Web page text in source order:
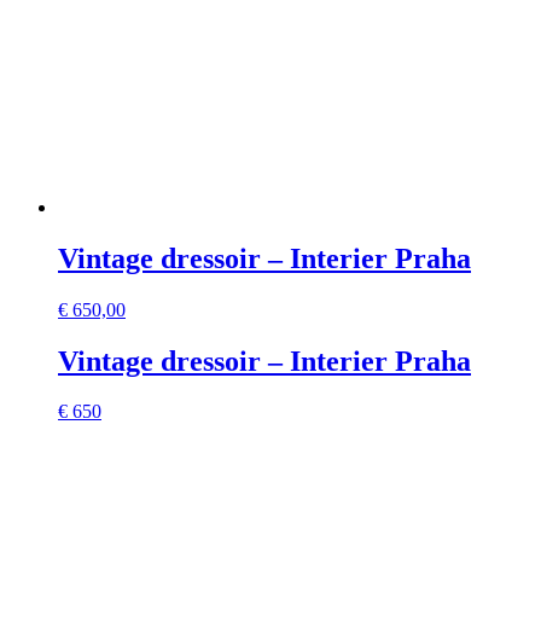
Vintage dressoir – Interier Praha
€ 650,00
Vintage dressoir – Interier Praha
€ 650